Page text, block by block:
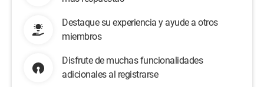
el apartamento
Pero dado que debo realizar un trayecto largo (Lyon a
asegurarme de que todo esté listo de su parte para no realizar
el trayecto en vano
así que por favor reune los documentos y el importe requerido
Destaque su experiencia y ayude a otros
miembros
Disfrute de muchas funcionalidades
adicionales al registrarse